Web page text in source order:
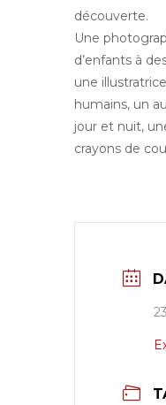
découverte.
Une
d’enfants à
une
humains, un
jour et nuit,
crayons de